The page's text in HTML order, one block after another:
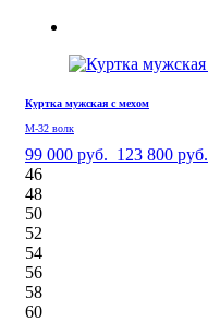
Куртка мужская с мехом
М-32 волк
99 000 руб. 123 800 руб.
46
48
50
52
54
56
58
60